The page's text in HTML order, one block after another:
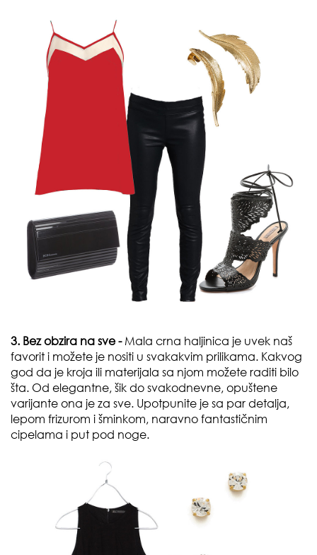
3. Bez obzira na sve - Mala crna haljinica je uvek naš
favorit i možete je nositi u svakakvim prilikama. Kakvog
god da je kroja ili materijala sa njom možete raditi bilo
šta. Od elegantne, šik do svakodnevne, opuštene
varijante ona je za sve. Upotpunite je sa par detalja,
lepom frizurom i šminkom, naravno fantastičnim
cipelama i put pod noge.